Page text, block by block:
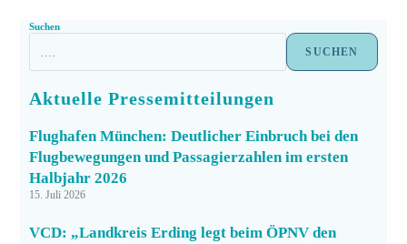
Suchen
SUCHEN
Aktuelle Pressemitteilungen
Flughafen München: Deutlicher Einbruch bei den
Flugbewegungen und Passagierzahlen im ersten
Halbjahr 2026
15. Juli 2026
VCD: „Landkreis Erding legt beim ÖPNV den